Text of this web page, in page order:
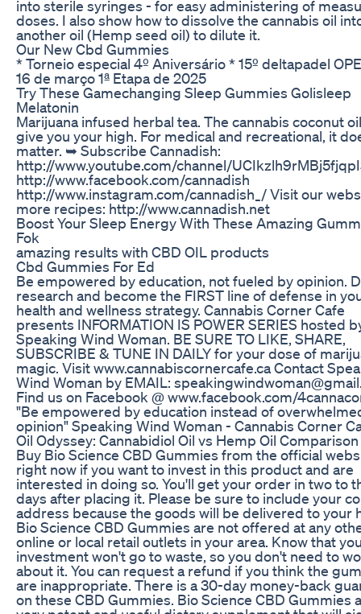
into sterile syringes - for easy administering of
doses. I also show how to dissolve the cannabis oil
another oil (Hemp seed oil) to dilute it.
Our New Cbd Gummies
* Torneio especial 4º Aniversário * 15º deltapadel
16 de março 1ª Etapa de 2025
Try These Gamechanging Sleep Gummies Golisleep
Melatonin
Marijuana infused herbal tea. The cannabis coconut
give you your high. For medical and recreational, it
matter. ➥ Subscribe Cannadish:
http://www.youtube.com/channel/
http://www.facebook.com/cannadish
http://www.instagram.com/cannadish_/ Visit our
more recipes: http://www.cannadish.net
Boost Your Sleep Energy With These Amazing
Fok
amazing results with CBD OIL products
Cbd Gummies For Ed
Be empowered by education, not fueled by opinion.
research and become the FIRST line of defense in
health and wellness strategy. Cannabis Corner Cafe
presents INFORMATION IS POWER SERIES hosted
Speaking Wind Woman. BE SURE TO LIKE, SHARE,
SUBSCRIBE & TUNE IN DAILY for your dose of
magic. Visit www.cannabiscornercafe.ca Contact
Wind Woman by EMAIL:
Find us on Facebook @ www.facebook.com/
"Be empowered by education instead of
opinion" Speaking Wind Woman - Cannabis Corner
Oil Odyssey: Cannabidiol Oil vs Hemp Oil Comparison
Buy Bio Science CBD Gummies from the official
right now if you want to invest in this product and are
interested in doing so. You'll get your order in two to
days after placing it. Please be sure to include your
address because the goods will be delivered to your
Bio Science CBD Gummies are not offered at any
online or local retail outlets in your area. Know that
investment won't go to waste, so you don't need to
about it. You can request a refund if you think the
are inappropriate. There is a 30-day money-back
on these CBD Gummies. Bio Science CBD Gummies